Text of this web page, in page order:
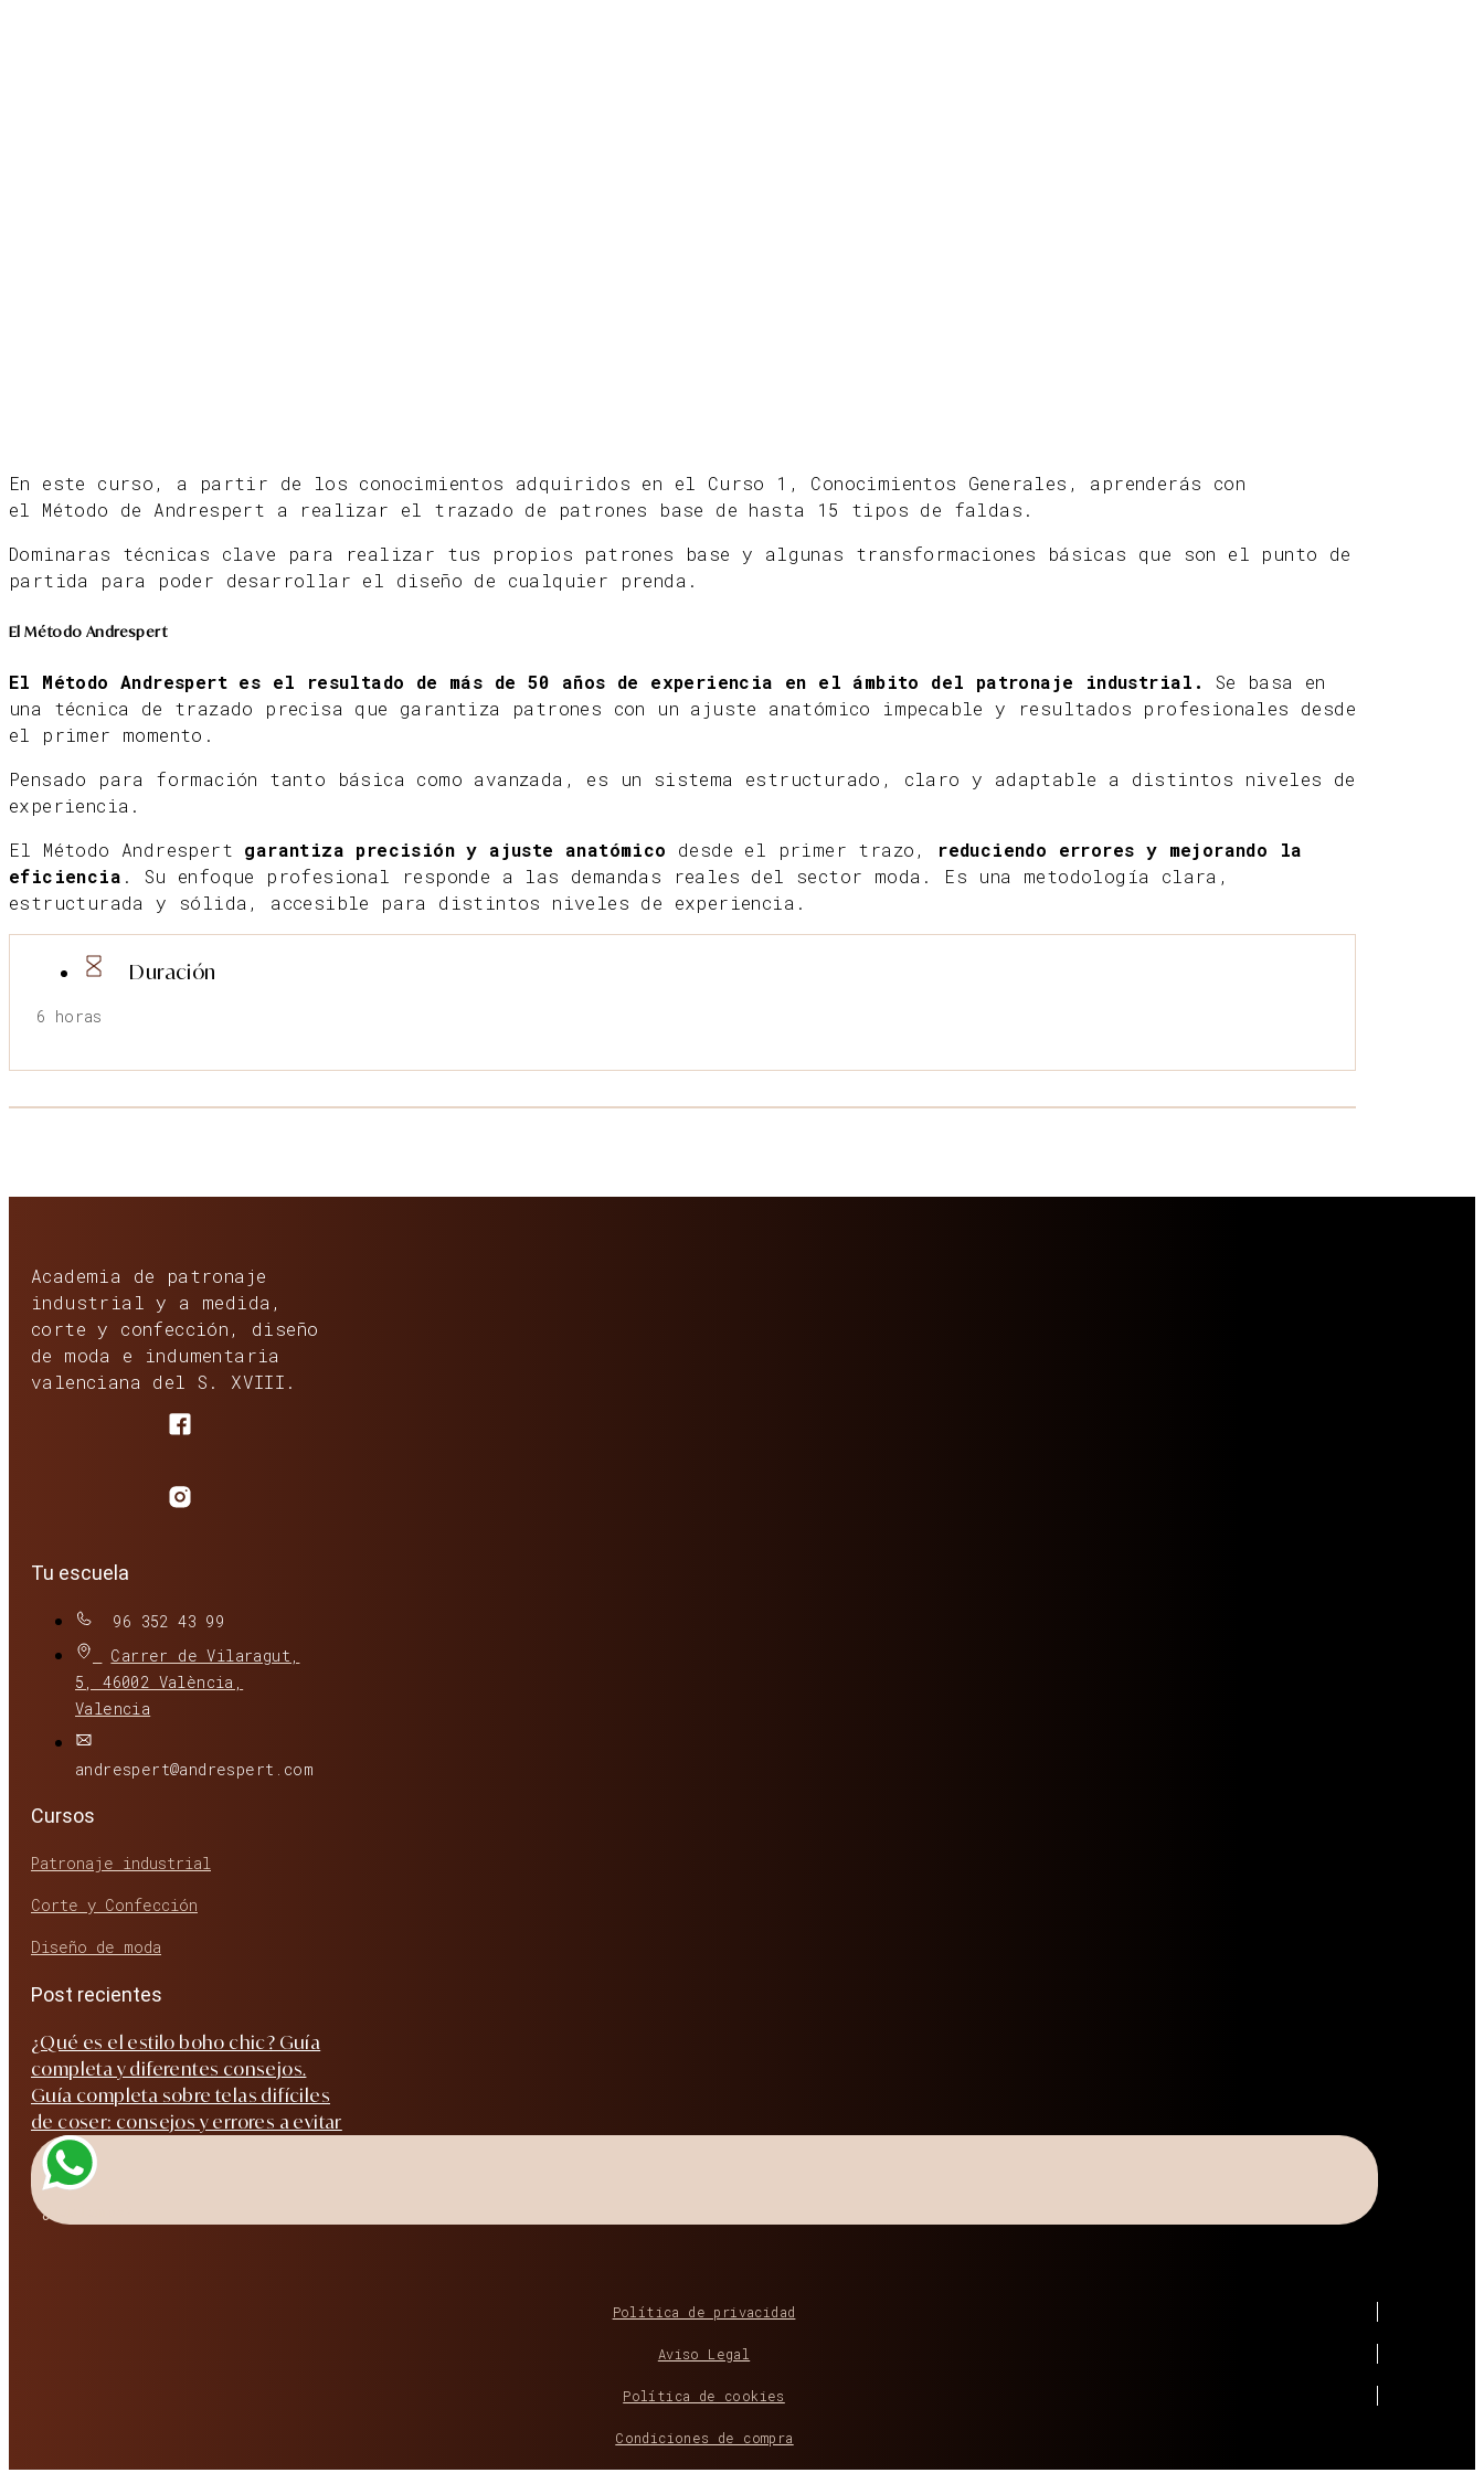
En este curso, a partir de los conocimientos adquiridos en el Curso 1, Conocimientos Generales, aprenderás con
el Método de Andrespert a realizar el trazado de patrones base de hasta 15 tipos de faldas.
Dominaras técnicas clave para realizar tus propios patrones base y algunas transformaciones básicas que son el punto de
partida para poder desarrollar el diseño de cualquier prenda.
El Método Andrespert
El Método Andrespert es el resultado de más de 50 años de experiencia en el ámbito del patronaje industrial.
Se basa en
una técnica de trazado precisa que garantiza patrones con un ajuste anatómico impecable y resultados profesionales desde
el primer momento.
Pensado para formación tanto básica como avanzada, es un sistema estructurado, claro y adaptable a distintos niveles de
experiencia.
El Método Andrespert garantiza precisión y ajuste anatómico desde el primer trazo, reduciendo errores y mejorando la
eficiencia . Su enfoque profesional responde a las demandas reales del sector moda. Es una metodología clara,
estructurada y sólida, accesible para distintos niveles de experiencia.
Duración
6 horas
Academia de patronaje
industrial y a medida,
corte y confección, diseño
de moda e indumentaria
valenciana del S. XVIII.
Tu escuela
96 352 43 99
Carrer de Vilaragut,
5, 46002 València,
Valencia
andrespert@andrespert.com
Cursos
Patronaje industrial
Corte y Confección
Diseño de moda
Post recientes
¿Qué es el estilo boho chic? Guía
completa y diferentes consejos.
Guía completa sobre telas difíciles
de coser: consejos y errores a evitar
¿Hablamos?
Política de privacidad
Aviso Legal
Política de cookies
Condiciones de compra